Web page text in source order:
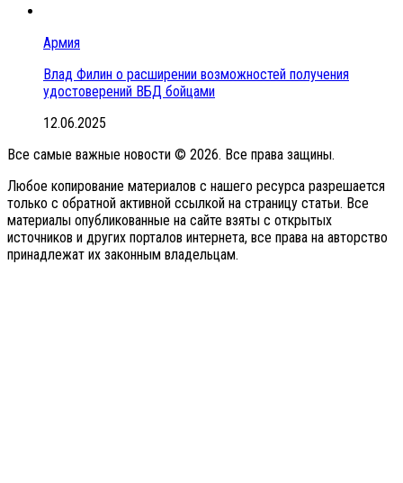
Армия
Влад Филин о расширении возможностей получения
удостоверений ВБД бойцами
12.06.2025
Все самые важные новости © 2026. Все права защины.
Любое копирование материалов с нашего ресурса разрешается
только с обратной активной ссылкой на страницу статьи. Все
материалы опубликованные на сайте взяты с открытых
источников и других порталов интернета, все права на авторство
принадлежат их законным владельцам.